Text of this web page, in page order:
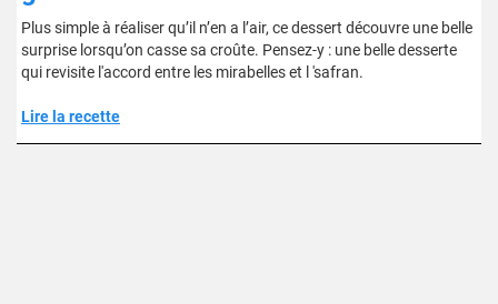
Plus simple à réaliser qu’il n’en a l’air, ce dessert découvre une belle
surprise lorsqu’on casse sa croûte. Pensez-y : une belle desserte
qui revisite l'accord entre les mirabelles et l 'safran.
Lire la recette